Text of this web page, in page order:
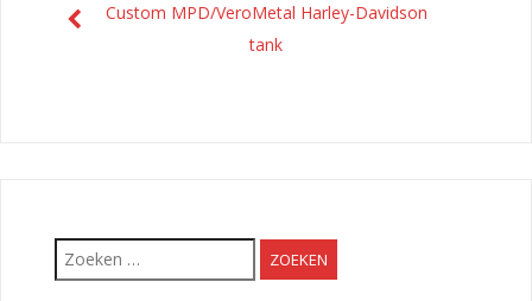
Custom MPD/VeroMetal Harley-Davidson
tank
Zoeken
naar: